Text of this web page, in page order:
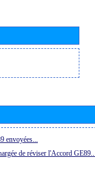
de réviser l'Accord